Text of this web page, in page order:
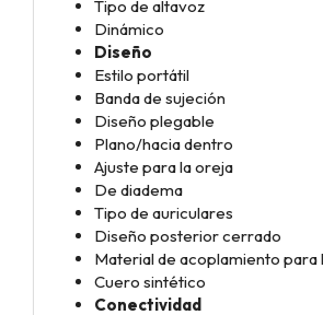
Tipo de altavoz
Dinámico
Diseño
Estilo portátil
Banda de sujeción
Diseño plegable
Plano/hacia dentro
Ajuste para la oreja
De diadema
Tipo de auriculares
Diseño posterior cerrado
Material de acoplamiento para
Cuero sintético
Conectividad